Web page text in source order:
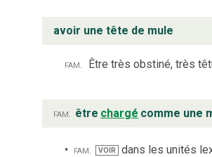
avoir une tête de mule
fam. Être très obstiné, très
fam. être chargé comme une
fam. VOIR dans les unités